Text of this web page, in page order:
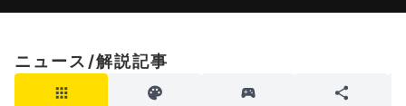
ニュース/解説記事